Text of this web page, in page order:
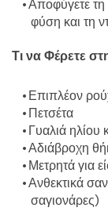
Αποφύγετε τη
φύση και τη
Τι να Φέρετε
Επιπλέον
Πετσέτα
Γυαλιά ηλίου
Αδιάβροχη
Μετρητά για
Ανθεκτικά
σαγιονάρες)